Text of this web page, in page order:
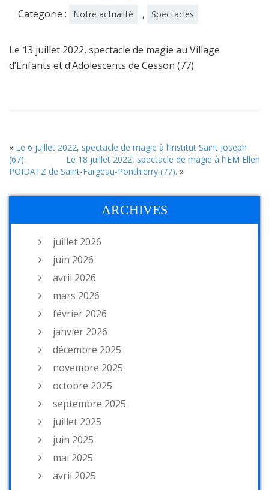
Categorie : Notre actualité , Spectacles
Le 13 juillet 2022, spectacle de magie au Village
d’Enfants et d’Adolescents de Cesson (77).
« Le 6 juillet 2022, spectacle de magie à l’Institut Saint Joseph
(67).
Le 18 juillet 2022, spectacle de magie à l’IEM Ellen
POIDATZ de Saint-Fargeau-Ponthierry (77). »
ARCHIVES
juillet 2026
juin 2026
avril 2026
mars 2026
février 2026
janvier 2026
décembre 2025
novembre 2025
octobre 2025
septembre 2025
juillet 2025
juin 2025
mai 2025
avril 2025